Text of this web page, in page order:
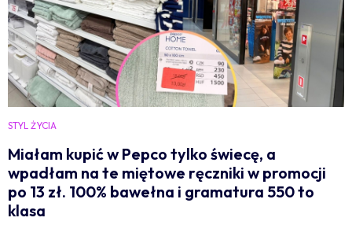
STYL ŻYCIA
Miałam kupić w Pepco tylko świecę, a
wpadłam na te miętowe ręczniki w promocji
po 13 zł. 100% bawełna i gramatura 550 to
klasa